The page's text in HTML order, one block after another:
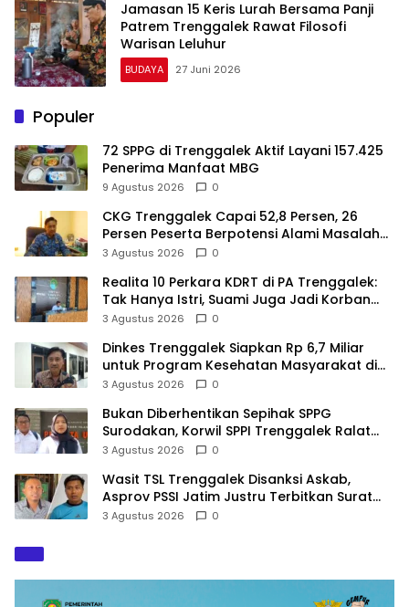
Jamasan 15 Keris Lurah Bersama Panji
Patrem Trenggalek Rawat Filosofi
Warisan Leluhur
BUDAYA 27 Juni 2026
Populer
72 SPPG di Trenggalek Aktif Layani 157.425
Penerima Manfaat MBG
9 Agustus 2026 0
CKG Trenggalek Capai 52,8 Persen, 26
Persen Peserta Berpotensi Alami Masalah
Kejiwaan
3 Agustus 2026 0
Realita 10 Perkara KDRT di PA Trenggalek:
Tak Hanya Istri, Suami Juga Jadi Korban
Kekerasan
3 Agustus 2026 0
Dinkes Trenggalek Siapkan Rp 6,7 Miliar
untuk Program Kesehatan Masyarakat di
2027
3 Agustus 2026 0
Bukan Diberhentikan Sepihak SPPG
Surodakan, Korwil SPPI Trenggalek Ralat
Pernyataan Soal Permata Umat Tolak MBG
3 Agustus 2026 0
Wasit TSL Trenggalek Disanksi Askab,
Asprov PSSI Jatim Justru Terbitkan Surat
Tugas di Hari yang Sama
3 Agustus 2026 0